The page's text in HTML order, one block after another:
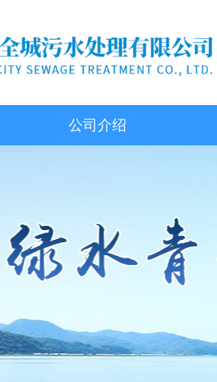
公司介绍